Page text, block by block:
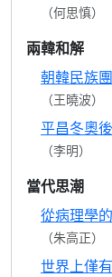
（何思慎）
兩韓和解
朝韓民族
（王曉波）
平昌冬奧
（李明）
當代思潮
從病理學
（朱高正）
世界上僅